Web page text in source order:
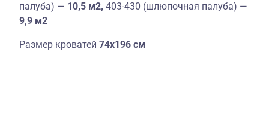
палуба) — 10,5 м2, 403-430 (шлюпочная палуба) —
9,9 м2
Размер кроватей 74х196 см